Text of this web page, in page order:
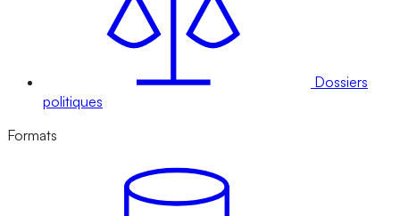
Dossiers
politiques
Formats